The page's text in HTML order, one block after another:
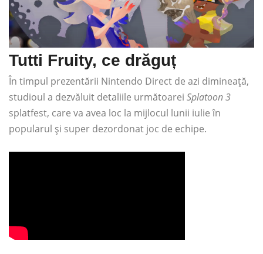
Tutti Fruity, ce drăguț
În timpul prezentării Nintendo Direct de azi dimineață,
studioul a dezvăluit detaliile următoarei Splatoon 3
splatfest, care va avea loc la mijlocul lunii iulie în
popularul și super dezordonat joc de echipe.